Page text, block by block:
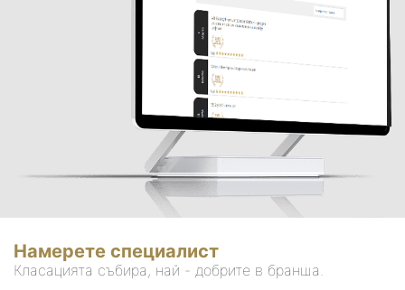
Намерете специалист
Класацията събира, най - добрите в бранша.